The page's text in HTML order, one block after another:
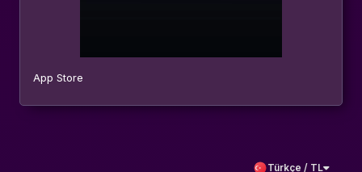
App Store
Türkçe / TL